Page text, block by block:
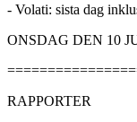
- Volati: sista dag
ONSDAG DEN 10
RAPPORTER